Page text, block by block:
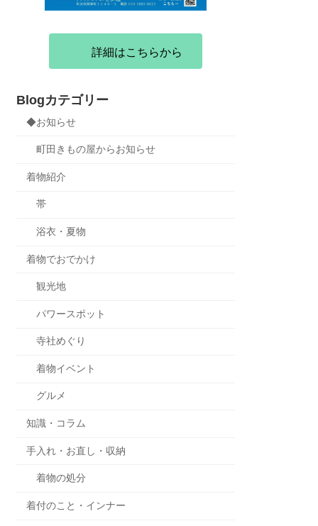
詳細はこちらから
Blogカテゴリー
◆お知らせ
町田きもの屋からお知らせ
着物紹介
帯
浴衣・夏物
着物でおでかけ
観光地
パワースポット
寺社めぐり
着物イベント
グルメ
知識・コラム
手入れ・お直し・収納
着物の処分
着付のこと・インナー